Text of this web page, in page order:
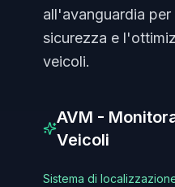
all'avanguardia
sicurezza e
veicoli.
AVM -
Veicoli
Sistema di